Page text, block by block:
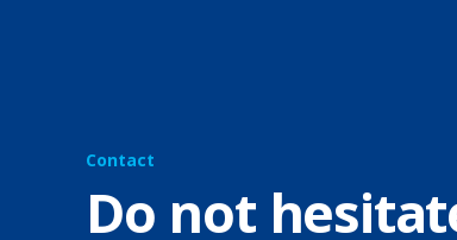
Contact
Do not